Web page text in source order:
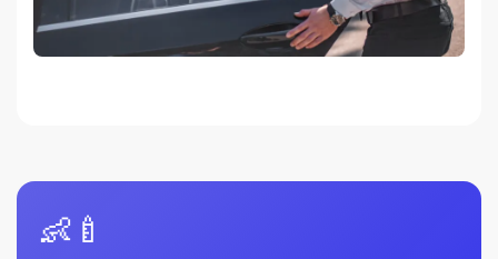
👶🍼